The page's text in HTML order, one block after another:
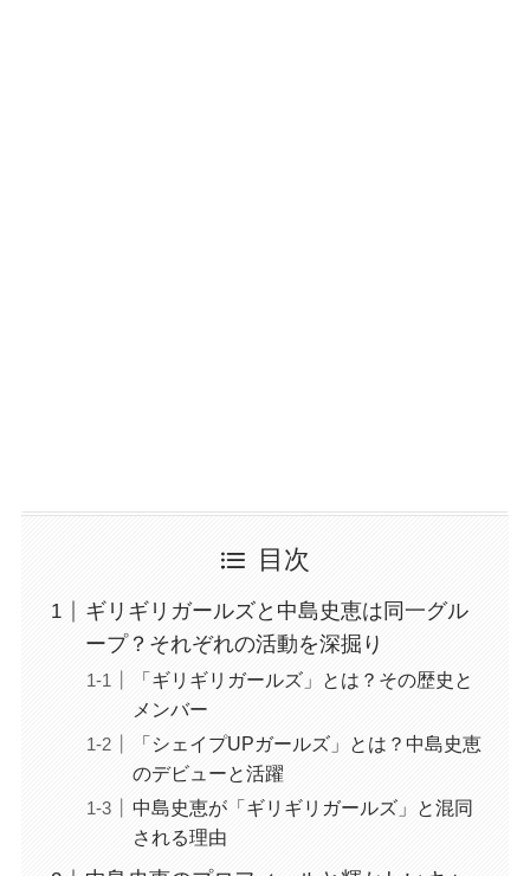
目次
ギリギリガールズと中島史恵は同一グル
ープ？それぞれの活動を深掘り
「ギリギリガールズ」とは？その歴史と
メンバー
「シェイプUPガールズ」とは？中島史恵
のデビューと活躍
中島史恵が「ギリギリガールズ」と混同
される理由